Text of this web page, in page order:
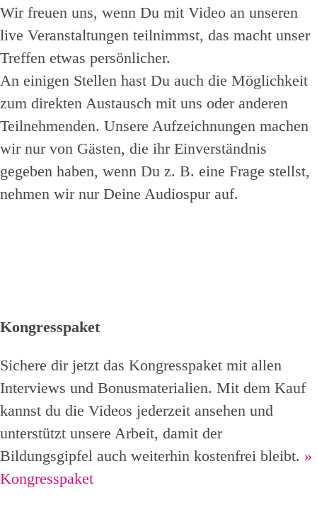
Wir freuen uns, wenn Du mit Video an unseren
live Veranstaltungen teilnimmst, das macht unser
Treffen etwas persönlicher.
An einigen Stellen hast Du auch die Möglichkeit
zum direkten Austausch mit uns oder anderen
Teilnehmenden. Unsere Aufzeichnungen machen
wir nur von Gästen, die ihr Einverständnis
gegeben haben, wenn Du z. B. eine Frage stellst,
nehmen wir nur Deine Audiospur auf.
Kongresspaket
Sichere dir jetzt das Kongresspaket mit allen
Interviews und Bonusmaterialien. Mit dem Kauf
kannst du die Videos jederzeit ansehen und
unterstützt unsere Arbeit, damit der
Bildungsgipfel auch weiterhin kostenfrei bleibt. »
Kongresspaket